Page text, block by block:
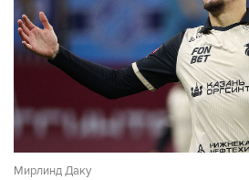
Мирлинд Даку